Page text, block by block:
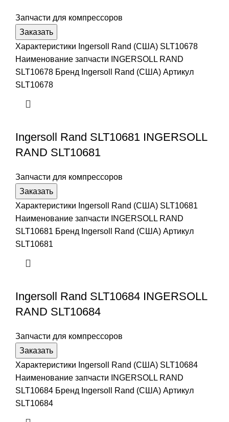
Запчасти для компрессоров
Заказать
Характеристики Ingersoll Rand (США) SLT10678
Наименование запчасти INGERSOLL RAND
SLT10678 Бренд Ingersoll Rand (США) Артикул
SLT10678
Ingersoll Rand SLT10681 INGERSOLL
RAND SLT10681
Запчасти для компрессоров
Заказать
Характеристики Ingersoll Rand (США) SLT10681
Наименование запчасти INGERSOLL RAND
SLT10681 Бренд Ingersoll Rand (США) Артикул
SLT10681
Ingersoll Rand SLT10684 INGERSOLL
RAND SLT10684
Запчасти для компрессоров
Заказать
Характеристики Ingersoll Rand (США) SLT10684
Наименование запчасти INGERSOLL RAND
SLT10684 Бренд Ingersoll Rand (США) Артикул
SLT10684